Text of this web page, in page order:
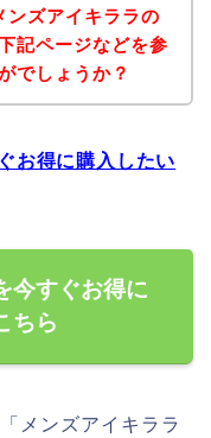
ンズアイキララの
記ページなどを参
でしょうか？
お得に購入したい
今すぐお得に
ちら
メンズアイキララ